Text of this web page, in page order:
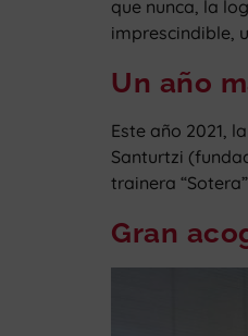
que nunca, la
imprescindible,
Un año
Este año 2021,
Santurtzi
trainera
Gran